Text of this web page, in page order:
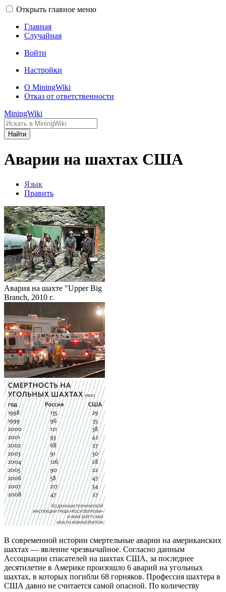
Открыть главное меню
Главная
Случайная
Войти
Настройки
О MiningWiki
Отказ от ответственности
MiningWiki
Найти
Аварии на шахтах США
Язык
Править
Авария на шахте "Upper Big
Branch, 2010 г.
В современной истории смертельные аварии на американских
шахтах — явление чрезвычайное. Согласно данным
Ассоциации спасателей на шахтах США, за последнее
десятилетие в Америке произошло 6 аварий на угольных
шахтах, в которых погибли 68 горняков. Профессия шахтера в
США давно не считается самой опасной. По количеству